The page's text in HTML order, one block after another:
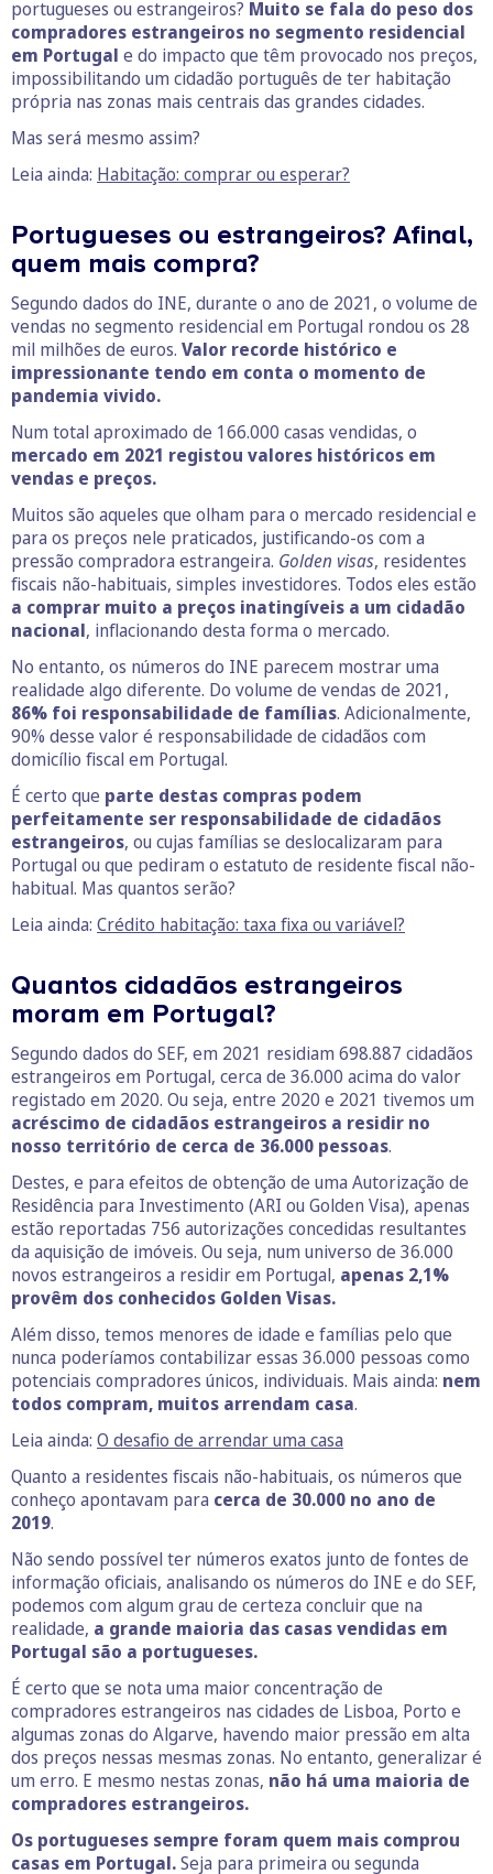
portugueses ou estrangeiros? Muito se fala do peso dos
compradores estrangeiros no segmento residencial
em Portugal e do impacto que têm provocado nos preços,
impossibilitando um cidadão português de ter habitação
própria nas zonas mais centrais das grandes cidades.
Mas será mesmo assim?
Leia ainda: Habitação: comprar ou esperar?
Portugueses ou estrangeiros? Afinal,
quem mais compra?
Segundo dados do INE, durante o ano de 2021, o volume de
vendas no segmento residencial em Portugal rondou os 28
mil milhões de euros. Valor recorde histórico e
impressionante tendo em conta o momento de
pandemia vivido.
Num total aproximado de 166.000 casas vendidas, o
mercado em 2021 registou valores históricos em
vendas e preços.
Muitos são aqueles que olham para o mercado residencial e
para os preços nele praticados, justificando-os com a
pressão compradora estrangeira. Golden visas, residentes
fiscais não-habituais, simples investidores. Todos eles estão
a comprar muito a preços inatingíveis a um cidadão
nacional, inflacionando desta forma o mercado.
No entanto, os números do INE parecem mostrar uma
realidade algo diferente. Do volume de vendas de 2021,
86% foi responsabilidade de famílias. Adicionalmente,
90% desse valor é responsabilidade de cidadãos com
domicílio fiscal em Portugal.
É certo que parte destas compras podem
perfeitamente ser responsabilidade de cidadãos
estrangeiros, ou cujas famílias se deslocalizaram para
Portugal ou que pediram o estatuto de residente fiscal não-
habitual. Mas quantos serão?
Leia ainda: Crédito habitação: taxa fixa ou variável?
Quantos cidadãos estrangeiros
moram em Portugal?
Segundo dados do SEF, em 2021 residiam 698.887 cidadãos
estrangeiros em Portugal, cerca de 36.000 acima do valor
registado em 2020. Ou seja, entre 2020 e 2021 tivemos um
acréscimo de cidadãos estrangeiros a residir no
nosso território de cerca de 36.000 pessoas.
Destes, e para efeitos de obtenção de uma Autorização de
Residência para Investimento (ARI ou Golden Visa), apenas
estão reportadas 756 autorizações concedidas resultantes
da aquisição de imóveis. Ou seja, num universo de 36.000
novos estrangeiros a residir em Portugal, apenas 2,1%
provêm dos conhecidos Golden Visas.
Além disso, temos menores de idade e famílias pelo que
nunca poderíamos contabilizar essas 36.000 pessoas como
potenciais compradores únicos, individuais. Mais ainda: nem
todos compram, muitos arrendam casa.
Leia ainda: O desafio de arrendar uma casa
Quanto a residentes fiscais não-habituais, os números que
conheço apontavam para cerca de 30.000 no ano de
2019.
Não sendo possível ter números exatos junto de fontes de
informação oficiais, analisando os números do INE e do SEF,
podemos com algum grau de certeza concluir que na
realidade, a grande maioria das casas vendidas em
Portugal são a portugueses.
É certo que se nota uma maior concentração de
compradores estrangeiros nas cidades de Lisboa, Porto e
algumas zonas do Algarve, havendo maior pressão em alta
dos preços nessas mesmas zonas. No entanto, generalizar é
um erro. E mesmo nestas zonas, não há uma maioria de
compradores estrangeiros.
Os portugueses sempre foram quem mais comprou
casas em Portugal.Seja para primeira ou segunda